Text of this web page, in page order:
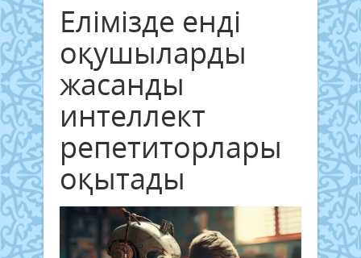
Елімізде енді
оқушыларды
жасанды
интеллект
репетиторлары
оқытады